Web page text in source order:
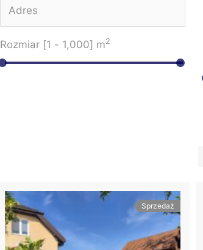
Rozmiar [1 - 1,000] m2
Sprzedaż